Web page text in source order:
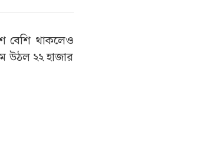
বেশি থাকলেও
উঠল ২২ হাজার